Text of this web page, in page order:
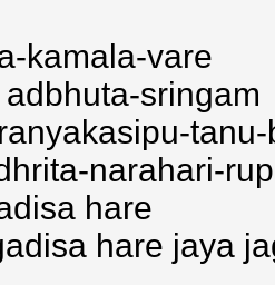
kamala-vare
sringam
narahari-
hare
hare jaya